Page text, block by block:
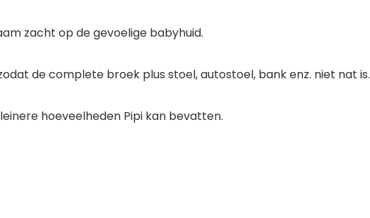
zacht op de gevoelige babyhuid.
de complete broek plus stoel, autostoel, bank enz. niet nat is.
hoeveelheden Pipi kan bevatten.